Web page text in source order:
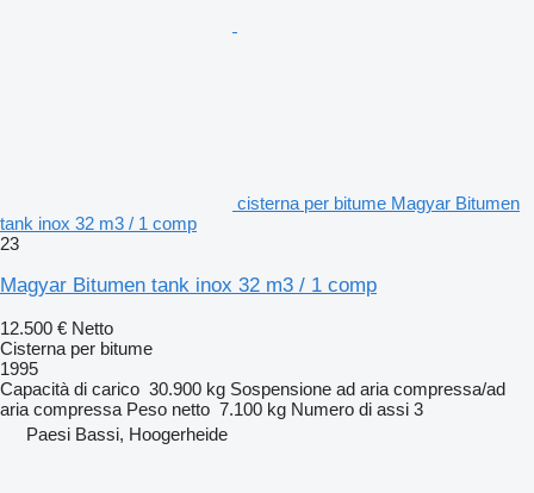
cisterna per bitume Magyar Bitumen
tank inox 32 m3 / 1 comp
23
Magyar Bitumen tank inox 32 m3 / 1 comp
12.500 € Netto
Cisterna per bitume
1995
Capacità di carico 30.900 kg Sospensione ad aria compressa/ad
aria compressa Peso netto 7.100 kg Numero di assi 3
Paesi Bassi, Hoogerheide